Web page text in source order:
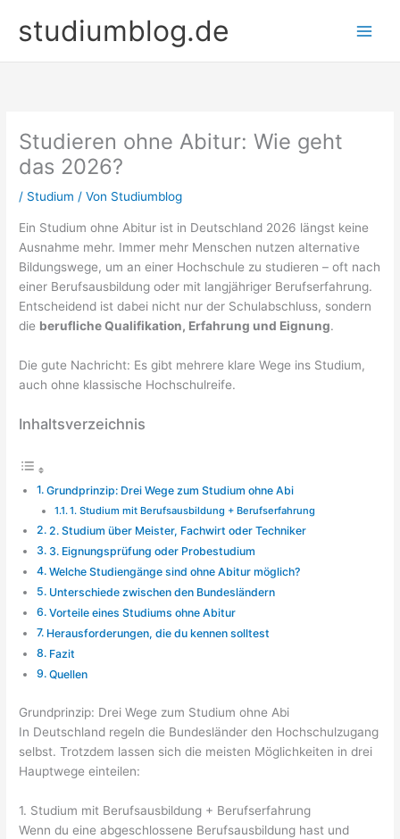
Inhaltstudiumblog.de
Studieren ohne Abitur: Wie geht
das 2026?
/ Studium / Von Studiumblog
Ein Studium ohne Abitur ist in Deutschland 2026 längst keine
Ausnahme mehr. Immer mehr Menschen nutzen alternative
Bildungswege, um an einer Hochschule zu studieren – oft nach
einer Berufsausbildung oder mit langjähriger Berufserfahrung.
Entscheidend ist dabei nicht nur der Schulabschluss, sondern
die berufliche Qualifikation, Erfahrung und Eignung.
Die gute Nachricht: Es gibt mehrere klare Wege ins Studium,
auch ohne klassische Hochschulreife.
Inhaltsverzeichnis
Grundprinzip: Drei Wege zum Studium ohne Abi
1. Studium mit Berufsausbildung + Berufserfahrung
2. Studium über Meister, Fachwirt oder Techniker
3. Eignungsprüfung oder Probestudium
Welche Studiengänge sind ohne Abitur möglich?
Unterschiede zwischen den Bundesländern
Vorteile eines Studiums ohne Abitur
Herausforderungen, die du kennen solltest
Fazit
Quellen
Grundprinzip: Drei Wege zum Studium ohne Abi
In Deutschland regeln die Bundesländer den Hochschulzugang
selbst. Trotzdem lassen sich die meisten Möglichkeiten in drei
Hauptwege einteilen:
1. Studium mit Berufsausbildung + Berufserfahrung
Wenn du eine abgeschlossene Berufsausbildung hast und